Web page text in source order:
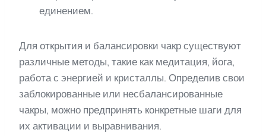
единением.
Для открытия и балансировки чакр существуют
различные методы, такие как медитация, йога,
работа с энергией и кристаллы. Определив свои
заблокированные или несбалансированные
чакры, можно предпринять конкретные шаги для
их активации и выравнивания.